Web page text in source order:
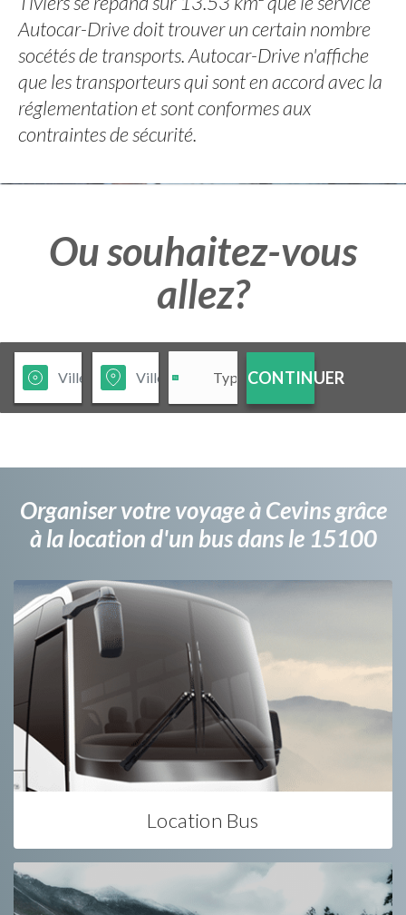
Autocar-Drive doit trouver un certain nombre
socétés de transports. Autocar-Drive n'affiche
que les transporteurs qui sont en accord avec la
réglementation et sont conformes aux
contraintes de sécurité.
Ou souhaitez-vous
allez?
CONTINUER
Organiser votre voyage à Cevins grâce
à la location d'un bus dans le 15100
Location Bus